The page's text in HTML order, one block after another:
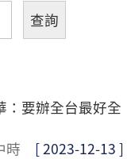
：要辦全台最好全
時 [ 2023-12-13 ]